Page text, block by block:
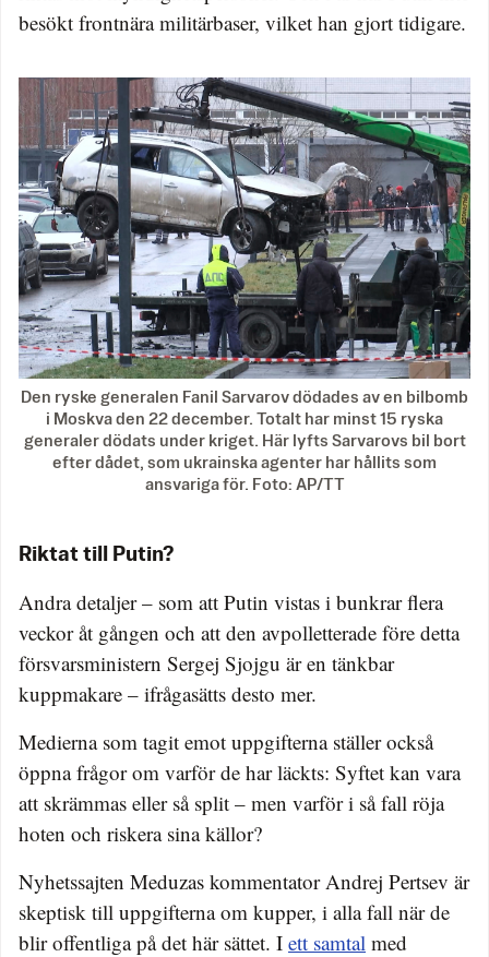
besökt frontnära militärbaser, vilket han gjort tidigare.
Den ryske generalen Fanil Sarvarov dödades av en bilbomb
i Moskva den 22 december. Totalt har minst 15 ryska
generaler dödats under kriget. Här lyfts Sarvarovs bil bort
efter dådet, som ukrainska agenter har hållits som
ansvariga för. Foto: AP/TT
Riktat till Putin?
Andra detaljer – som att Putin vistas i bunkrar flera
veckor åt gången och att den avpolletterade före detta
försvarsministern Sergej Sjojgu är en tänkbar
kuppmakare – ifrågasätts desto mer.
Medierna som tagit emot uppgifterna ställer också
öppna frågor om varför de har läckts: Syftet kan vara
att skrämmas eller så split – men varför i så fall röja
hoten och riskera sina källor?
Nyhetssajten Meduzas kommentator Andrej Pertsev är
skeptisk till uppgifterna om kupper, i alla fall när de
blir offentliga på det här sättet. I ett samtal med